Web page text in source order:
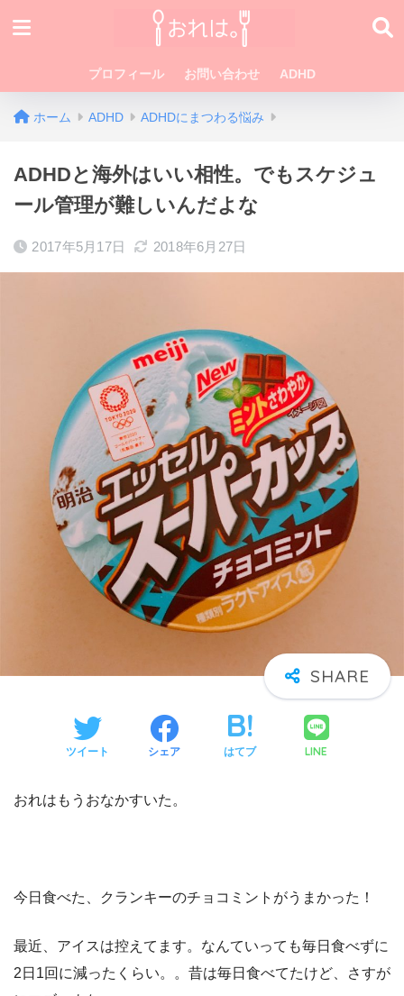
プロフィール お問い合わせ ADHD
ホーム ADHD ADHDにまつわる悩み
ADHDと海外はいい相性。でもスケジュ
ール管理が難しいんだよな
2017年5月17日 2018年6月27日
ツイート シェア はてブ LINE
おれはもうおなかすいた。
今日食べた、クランキーのチョコミントがうまかった！
最近、アイスは控えてます。なんていっても毎日食べずに
2日1回に減ったくらい。。昔は毎日食べてたけど、さすが